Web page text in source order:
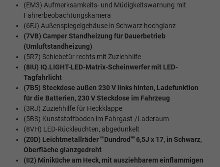
(EM3) Aufmerksamkeits- und Müdigkeitswarnung mit
Fahrerbeobachtungskamera
(6FJ) Außenspiegelgehäuse in Schwarz hochglanz
(7VB) Camper Standheizung für Dauerbetrieb
(Umluftstandheizung)
(5R7) Schiebetür rechts mit Zuziehhilfe
(8IU) IQ.LIGHT-LED-Matrix-Scheinwerfer mit LED-
Tagfahrlicht
(7B5) Steckdose außen 230 V links hinten, Ladefunktion
für die Batterien, 230 V Steckdose im Fahrzeug
(3RJ) Zuziehhilfe für Heckklappe
(5BS) Kunststoffboden im Fahrgast-/Laderaum
(8VH) LED-Rückleuchten, abgedunkelt
(Z0D) Leichtmetallräder ""Dundrod"" 6,5J x 17, in Schwarz,
Oberfläche glanzgedreht
(II2) Miniküche am Heck, mit ausziehbarem einflammigen